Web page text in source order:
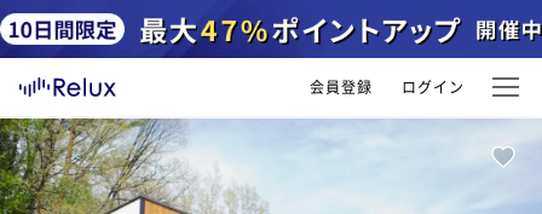
会員登録 ログイン